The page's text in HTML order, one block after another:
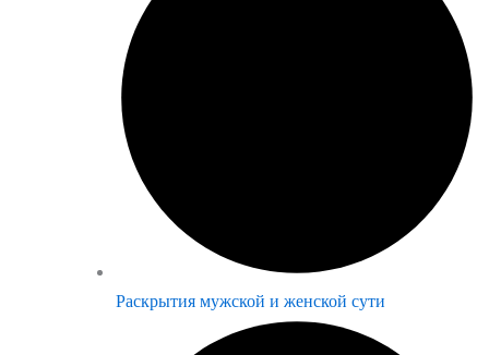
Раскрытия мужской и женской сути